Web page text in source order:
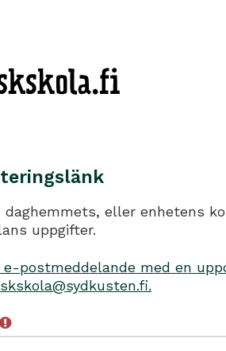
daghemmets, eller enhetens
uppgifter.
postmeddelande med en